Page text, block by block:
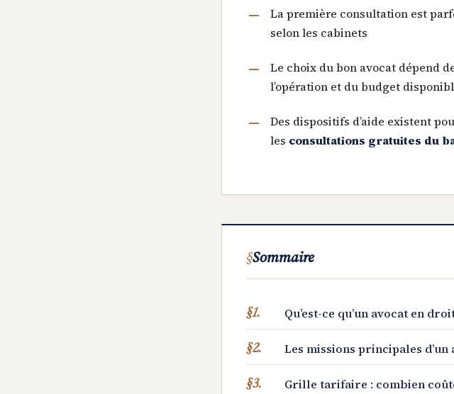
La première consultation est
selon les cabinets
Le choix du bon avocat dépend
l’opération et du budget
Des dispositifs d’aide existent
les consultations gratuites du
Sommaire
Qu’est-ce qu’un avocat en
Les missions principales
Grille tarifaire : combien